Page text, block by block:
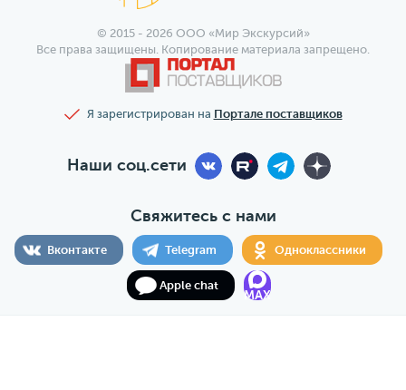
© 2015 - 2026 ООО «Мир Экскурсий»
Все права защищены. Копирование материала запрещено.
Я зарегистрирован на Портале поставщиков
Наши соц.сети
Свяжитесь с нами
Вконтакте Telegram Одноклассники
Apple chat
MAX